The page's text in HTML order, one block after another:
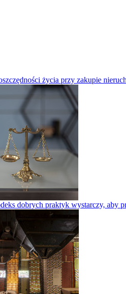
życia przy zakupie
dobrych praktyk wystarczy, aby